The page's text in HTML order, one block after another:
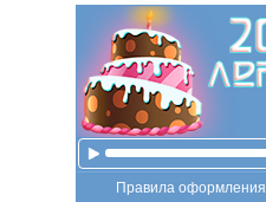
Правила оформления